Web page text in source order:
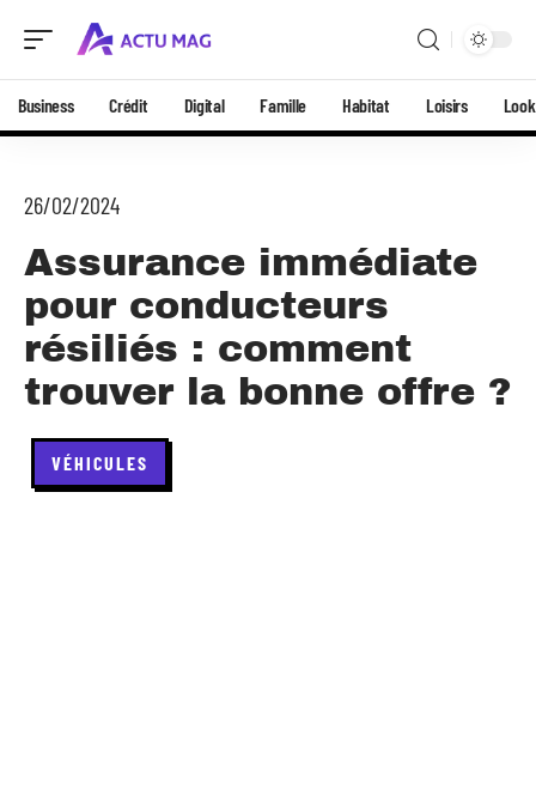
Business Crédit Digital Famille Habitat Loisirs Look
26/02/2024
Assurance immédiate
pour conducteurs
résiliés : comment
trouver la bonne offre ?
VÉHICULES